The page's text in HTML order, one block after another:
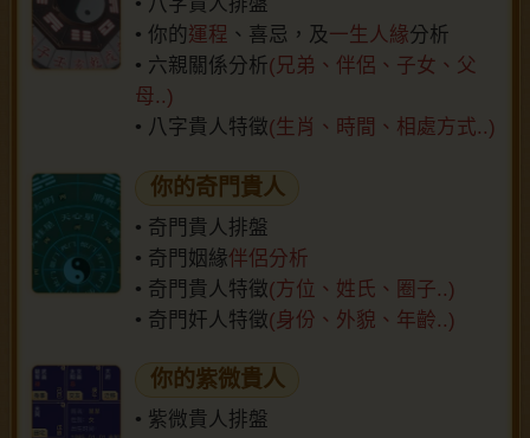
• 你的運程 、喜忌，及一生人緣分析
• 六親關係分析(兄弟、伴侶、子女、父
母..)
• 八字貴人特徵(生肖、時間、相處方式..)
你的奇門貴人
• 奇門貴人排盤
• 奇門姻緣伴侶分析
• 奇門貴人特徵(方位、姓氏、圈子..)
• 奇門奸人特徵(身份、外貌、年齡..)
你的紫微貴人
• 紫微貴人排盤